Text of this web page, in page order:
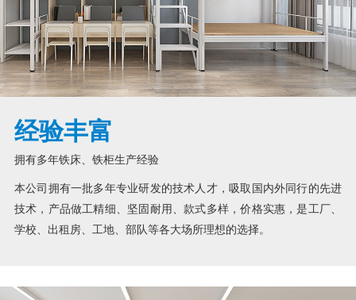
经验丰富
拥有多年铁床、铁柜生产经验
本公司拥有一批多年专业研发的技术人才，吸取国内外同行的先进
技术，产品做工精细、坚固耐用、款式多样，价格实惠，是工厂、
学校、出租房、工地、部队等各大场所理想的选择。